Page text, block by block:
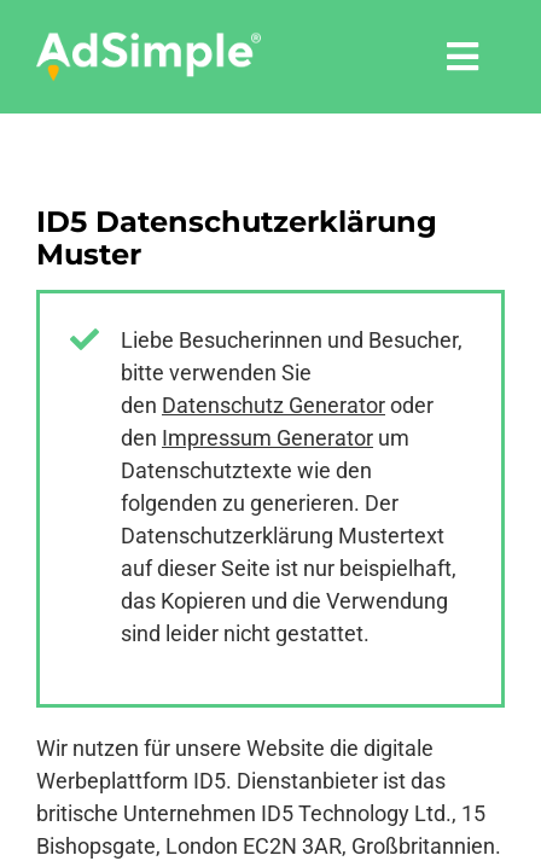
content
Tools
Pressemitteilungen
Anmelden
ID5 Datenschutzerklärung
Muster
Liebe Besucherinnen und Besucher,
bitte verwenden Sie
den Datenschutz Generatoroder
den Impressum Generator um
Datenschutztexte wie den
folgenden zu generieren. Der
Datenschutzerklärung Mustertext
auf dieser Seite ist nur beispielhaft,
das Kopieren und die Verwendung
sind leider nicht gestattet.
Wir nutzen für unsere Website die digitale
Werbeplattform ID5. Dienstanbieter ist das
britische Unternehmen ID5 Technology Ltd., 15
Bishopsgate, London EC2N 3AR, Großbritannien.